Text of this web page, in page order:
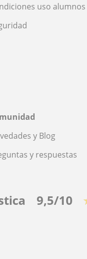
uso alumnos
y Blog
y respuestas
9,5/10